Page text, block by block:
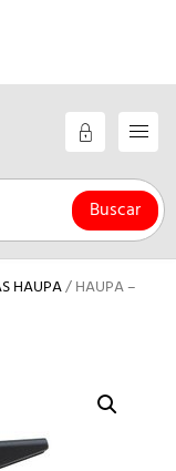
Buscar
HAUPA/ HAUPA –